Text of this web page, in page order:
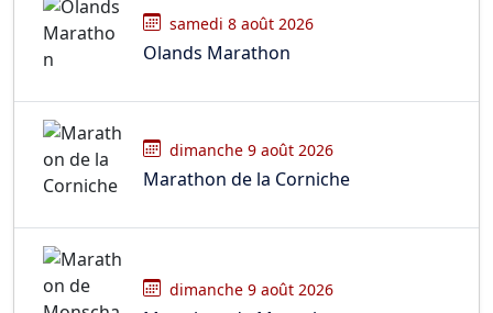
samedi 8 août 2026
Olands Marathon
dimanche 9 août 2026
Marathon de la Corniche
dimanche 9 août 2026